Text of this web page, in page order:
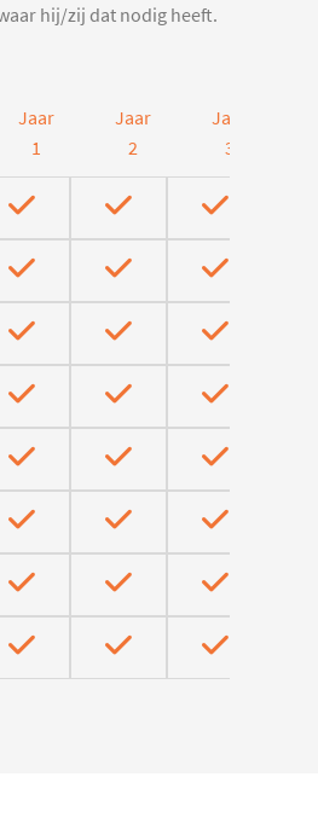
hij/zij dat nodig heeft.
Jaar
1
Jaar
2
Jaar
3